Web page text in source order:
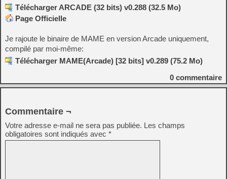
Télécharger ARCADE (32 bits) v0.288 (32.5 Mo)
Page Officielle
Je rajoute le binaire de MAME en version Arcade uniquement,
compilé par moi-même:
Télécharger MAME(Arcade) [32 bits] v0.289 (75.2 Mo)
0 commentaire
Commentaire ¬
Votre adresse e-mail ne sera pas publiée. Les champs
obligatoires sont indiqués avec *